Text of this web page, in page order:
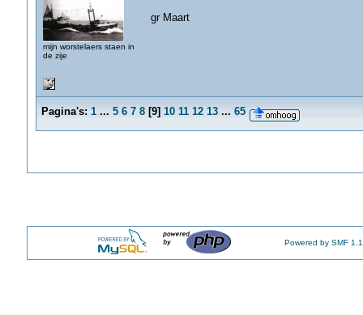
mijn worstelaers staen in
de zije
gr Maart
Pagina's: 1 ... 5 6 7 8[9] 10 11 12 13 ... 65
Powered by SMF